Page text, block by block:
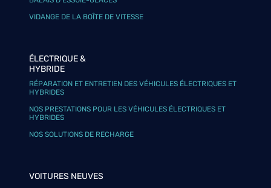
VIDANGE DE LA BOÎTE DE VITESSE
ÉLECTRIQUE &
HYBRIDE
RÉPARATION ET ENTRETIEN DES VÉHICULES ÉLECTRIQUES ET
HYBRIDES
NOS PRESTATIONS POUR LES VÉHICULES ÉLECTRIQUES ET
HYBRIDES
NOS SOLUTIONS DE RECHARGE
VOITURES NEUVES